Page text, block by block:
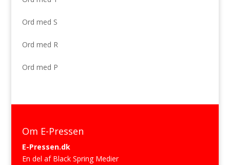
Ord med S
Ord med R
Ord med P
Om E-Pressen
E-Pressen.dk
En del af Black Spring Medier